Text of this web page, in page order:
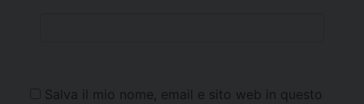
Salva il mio nome, email e sito web in questo